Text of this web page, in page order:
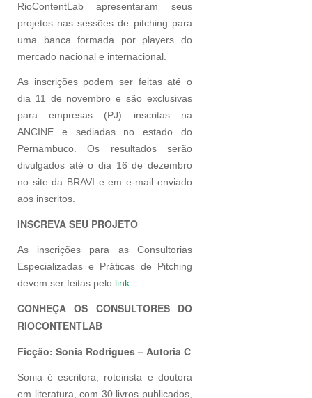
RioContentLab apresentaram seus
projetos nas sessões de pitching para
uma banca formada por players do
mercado nacional e internacional.
As inscrições podem ser feitas até o
dia 11 de novembro e são exclusivas
para empresas (PJ) inscritas na
ANCINE e sediadas no estado do
Pernambuco. Os resultados serão
divulgados até o dia 16 de dezembro
no site da BRAVI e em e-mail enviado
aos inscritos.
INSCREVA SEU PROJETO
As inscrições para as Consultorias
Especializadas e Práticas de Pitching
devem ser feitas pelo link:
CONHEÇA OS CONSULTORES DO
RIOCONTENTLAB
Ficção: Sonia Rodrigues – Autoria C
Sonia é escritora, roteirista e doutora
em literatura, com 30 livros publicados,